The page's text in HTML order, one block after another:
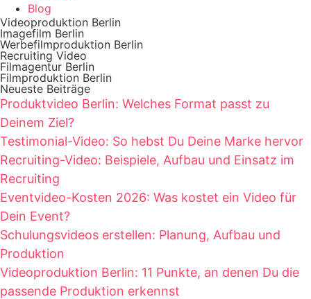
Blog
Videoproduktion Berlin
Imagefilm Berlin
Werbefilmproduktion Berlin
Recruiting Video
Filmagentur Berlin
Filmproduktion Berlin
Neueste Beiträge
Produktvideo Berlin: Welches Format passt zu
Deinem Ziel?
Testimonial-Video: So hebst Du Deine Marke hervor
Recruiting-Video: Beispiele, Aufbau und Einsatz im
Recruiting
Eventvideo-Kosten 2026: Was kostet ein Video für
Dein Event?
Schulungsvideos erstellen: Planung, Aufbau und
Produktion
Videoproduktion Berlin: 11 Punkte, an denen Du die
passende Produktion erkennst